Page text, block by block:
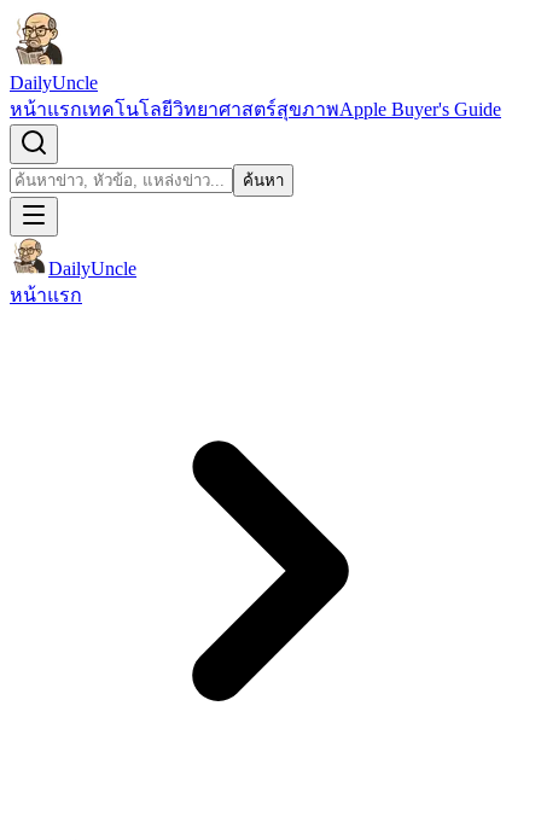
ข้ามไปยังเนื้อหา
DailyUncle
หน้าแรกเทคโนโลยีวิทยาศาสตร์สุขภาพApple Buyer's Guide
ค้นหา ค้นหา
DailyUncle
หน้าแรก